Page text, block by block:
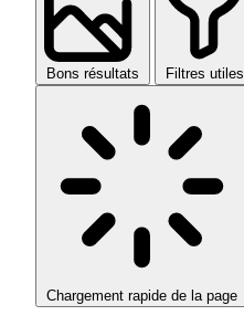
Bons résultats Filtres utiles
Chargement rapide de la page